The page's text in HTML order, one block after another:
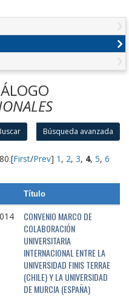
Búsqueda avanzada
[First/Prev] 1 , 2, 3, 4, 5, 6
Título
CONVENIO MARCO DE
COLABORACIÓN
UNIVERSITARIA
INTERNACIONAL ENTRE LA
UNIVERSIDAD FINIS TERRAE
(CHILE) Y LA UNIVERSIDAD
DE MURCIA (ESPAÑA)